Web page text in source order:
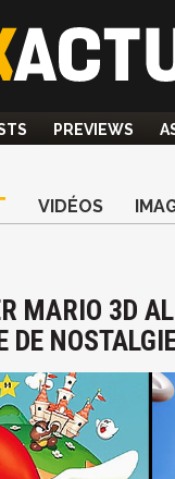
PREVIEWS
VIDÉOS
MARIO 3D
DE